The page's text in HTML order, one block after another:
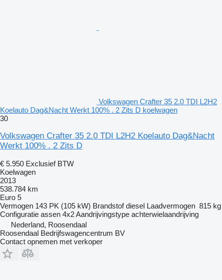
Volkswagen Crafter 35 2.0 TDI L2H2
Koelauto Dag&Nacht Werkt 100% . 2 Zits D koelwagen
30
Volkswagen Crafter 35 2.0 TDI L2H2 Koelauto Dag&Nacht
Werkt 100% . 2 Zits D
€ 5.950 Exclusief BTW
Koelwagen
2013
538.784 km
Euro 5
Vermogen 143 PK (105 kW) Brandstof diesel Laadvermogen 815 kg
Configuratie assen 4x2Aandrijvingstype achterwielaandrijving
Nederland, Roosendaal
Roosendaal Bedrijfswagencentrum BV
Contact opnemen met verkoper